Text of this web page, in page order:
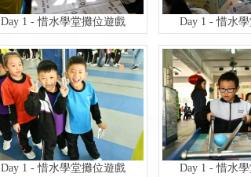
Day 1 - 惜水學堂攤位遊戲 Day 1 - 惜水
Day 1 - 惜水學堂攤位遊戲 Day 1 - 惜水